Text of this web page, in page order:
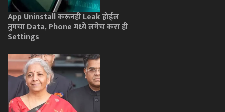
App Uninstall करूनही Leak होईल
तुमचा Data, Phone मध्ये लगेच करा ही
Settings